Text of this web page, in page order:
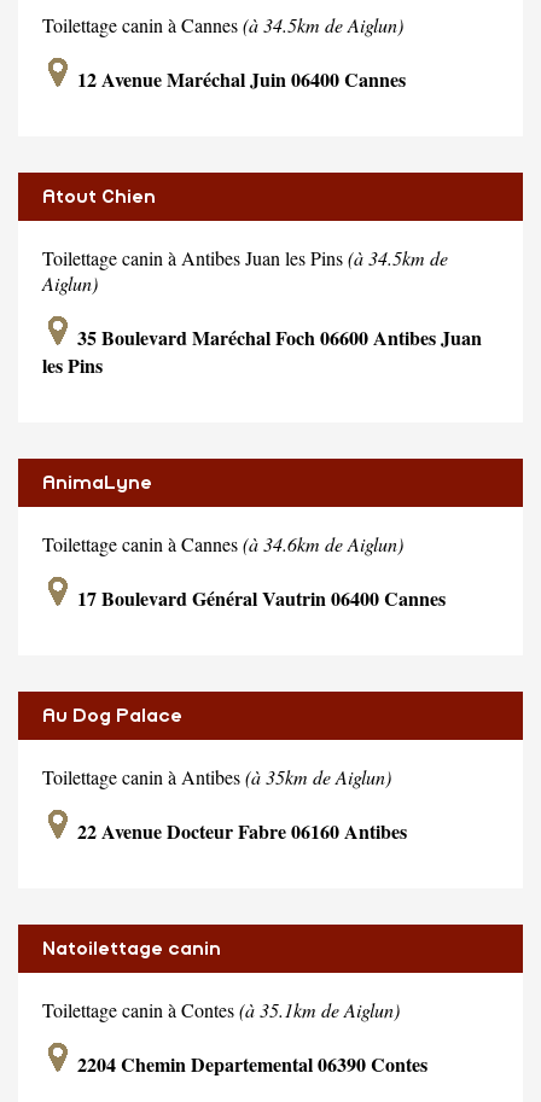
Toilettage canin à Cannes(à 34.5km de Aiglun)
12 Avenue Maréchal Juin 06400 Cannes
Atout Chien
Toilettage canin à Antibes Juan les Pins(à 34.5km de
Aiglun)
35 Boulevard Maréchal Foch 06600 Antibes Juan
les Pins
AnimaLyne
Toilettage canin à Cannes(à 34.6km de Aiglun)
17 Boulevard Général Vautrin 06400 Cannes
Au Dog Palace
Toilettage canin à Antibes(à 35km de Aiglun)
22 Avenue Docteur Fabre 06160 Antibes
Natoilettage canin
Toilettage canin à Contes(à 35.1km de Aiglun)
2204 Chemin Departemental 06390 Contes